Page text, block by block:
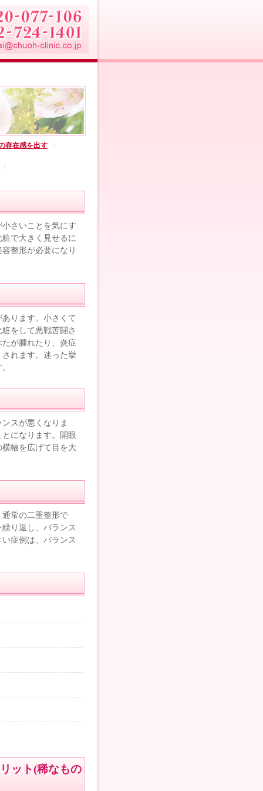
存在感を出す
さいことを気にす
で大きく見せるに
整形が必要になり
ります。小さくて
をして悪戦苦闘さ
が腫れたり、炎症
れます。迷った挙
スが悪くなりま
になります。開眼
幅を広げて目を大
常の二重整形で
り返し、バランス
症例は、バランス
ット(稀なもの